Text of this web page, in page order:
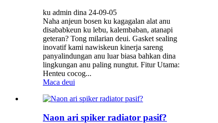
ku admin dina 24-09-05
Naha anjeun bosen ku kagagalan alat anu
disababkeun ku lebu, kalembaban, atanapi
geteran? Tong milarian deui. Gasket sealing
inovatif kami nawiskeun kinerja sareng
panyalindungan anu luar biasa bahkan dina
lingkungan anu paling nungtut. Fitur Utama:
Henteu cocog...
Maca deui
Naon ari spiker radiator pasif?